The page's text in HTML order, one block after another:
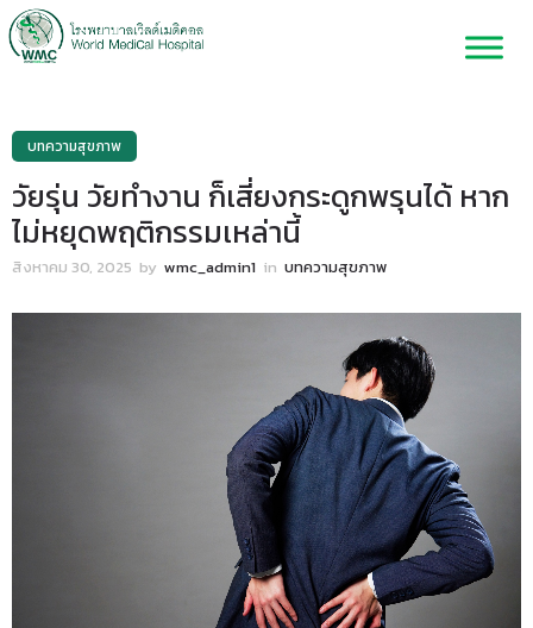
บทความสุขภาพ
วัยรุ่น วัยทำงาน ก็เสี่ยงกระดูกพรุนได้ หาก
ไม่หยุดพฤติกรรมเหล่านี้
สิงหาคม 30, 2025 by wmc_admin1 in บทความสุขภาพ